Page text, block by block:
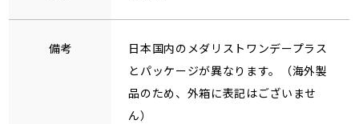
備考
日本国内のメダリストワンデープラス
とパッケージが異なります。（海外製
品のため、外箱に表記はございませ
ん）